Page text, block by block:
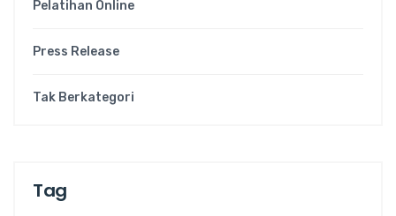
Pelatihan Online
Press Release
Tak Berkategori
Tag